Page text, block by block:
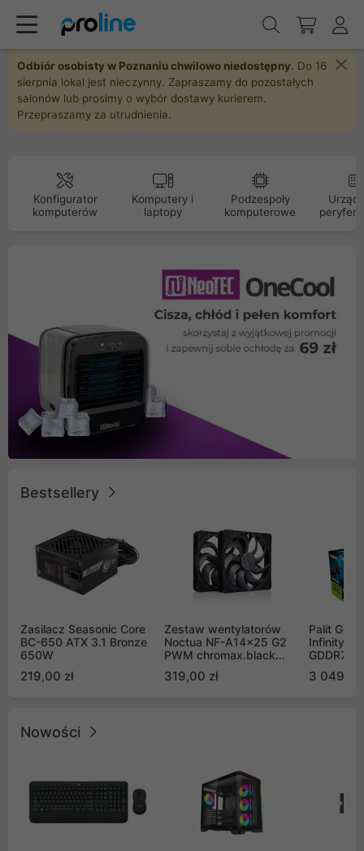
Odbiór osobisty w Poznaniu chwilowo niedostępny. Do 16
sierpnia lokal jest nieczynny. Zapraszamy do pozostałych
salonów lub prosimy o wybór dostawy kurierem.
Przepraszamy za utrudnienia.
Konfigurator
komputerów
Komputery i
laptopy
Podzespoły
komputerowe
Bestsellery
Zasilacz Seasonic Core
BC-650 ATX 3.1 Bronze
650W
219,00 zł
Zestaw wentylatorów
Noctua NF-A14x25 G2
PWM chromax.black
Push Pull (2szt)
319,00 zł
Palit
Infinity 3
GDDR7
GB2050S)
3 049,00
Nowości